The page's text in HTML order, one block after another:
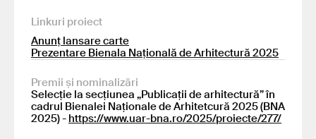
Linkuri proiect
Anunț lansare carte
Prezentare Bienala Națională de Arhitectură 2025
Premii și nominalizări
Selecție la secțiunea „Publicații de arhitectură” în
cadrul Bienalei Naționale de Arhitetcură 2025 (BNA
2025) - https://www.uar-bna.ro/2025/proiecte/277/